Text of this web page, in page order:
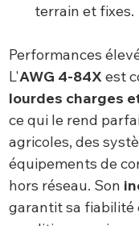
terrain et fixes.
Performances
L'AWG 4-84Xest
lourdes charges
ce qui le rend
agricoles, des
équipements de
hors réseau. Son
garantit sa fiabilité